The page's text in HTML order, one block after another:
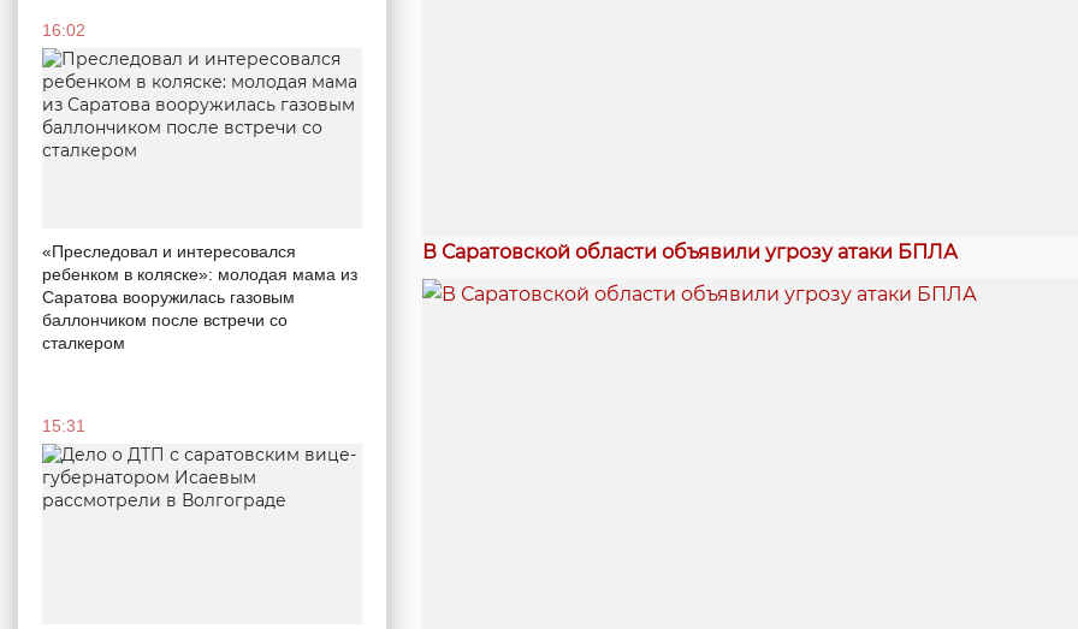
16:02
«Преследовал и интересовался
ребенком в коляске»: молодая мама из
Саратова вооружилась газовым
баллончиком после встречи со
сталкером
15:31
В Саратовской области объявили угрозу атаки БПЛА